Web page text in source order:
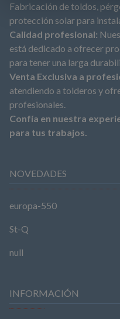
Fabricación de toldos,
protección solar para
Calidad profesional:
está dedicado a ofrecer
para tener una larga
Venta Exclusiva a
atendiendo a tolderos y
profesionales.
Confía en nuestra
para tus trabajos.
NOVEDADES
europa-550
St-Q
null
INFORMACIÓN